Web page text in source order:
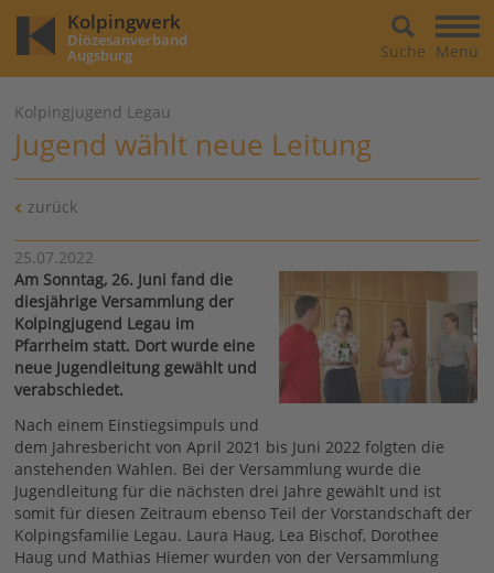
Kolpingwerk
Diözesanverband
Augsburg Menü
Suche
Kolpingjugend Legau
Jugend wählt neue Leitung
zurück
25.07.2022
Am Sonntag, 26. Juni fand die
diesjährige Versammlung der
Kolpingjugend Legau im
Pfarrheim statt. Dort wurde eine
neue Jugendleitung gewählt und
verabschiedet.
Nach einem Einstiegsimpuls und
dem Jahresbericht von April 2021 bis Juni 2022 folgten die
anstehenden Wahlen. Bei der Versammlung wurde die
Jugendleitung für die nächsten drei Jahre gewählt und ist
somit für diesen Zeitraum ebenso Teil der Vorstandschaft der
Kolpingsfamilie Legau. Laura Haug, Lea Bischof, Dorothee
Haug und Mathias Hiemer wurden von der Versammlung